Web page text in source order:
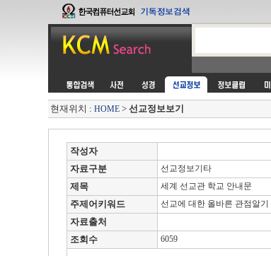
현재위치 : HOME> 선교정보보기
작성자
자료구분
선교정보기타
제목 세계 선교관 학교 안내문
주제어키워드 선교에 대한 올바른 관점알기
자료출처
조회수
6059